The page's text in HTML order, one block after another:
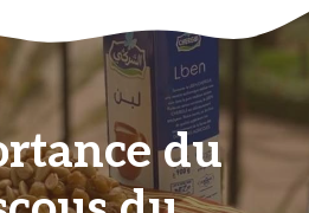
du